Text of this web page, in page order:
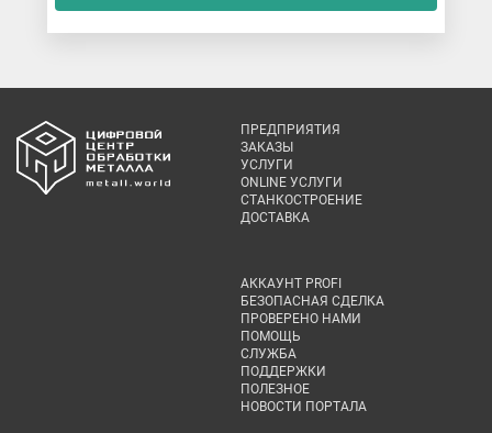
ПРЕДПРИЯТИЯ
ЗАКАЗЫ
УСЛУГИ
ONLINE УСЛУГИ
СТАНКОСТРОЕНИЕ
ДОСТАВКА
АККАУНТ PROFI
БЕЗОПАСНАЯ СДЕЛКА
ПРОВЕРЕНО НАМИ
ПОМОЩЬ
СЛУЖБА
ПОДДЕРЖКИ
ПОЛЕЗНОЕ
НОВОСТИ ПОРТАЛА